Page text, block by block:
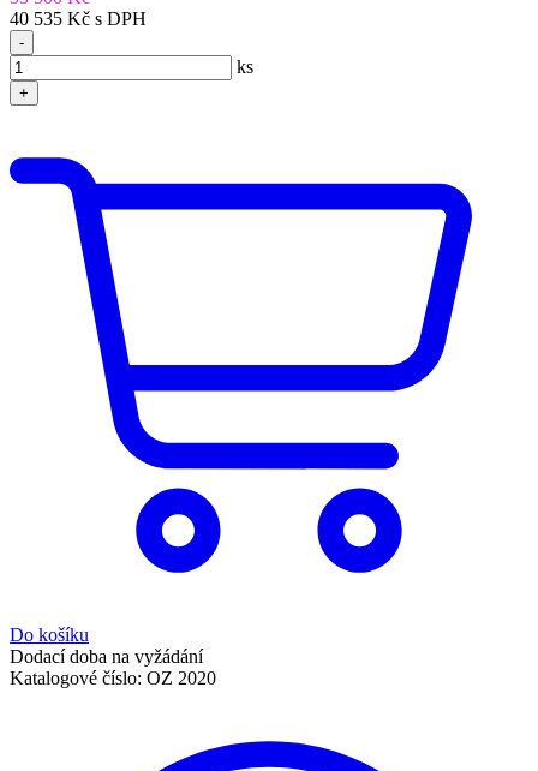
40 535 Kč s DPH
-
ks
+
Do košíku
Dodací doba na vyžádání
Katalogové číslo: OZ 2020